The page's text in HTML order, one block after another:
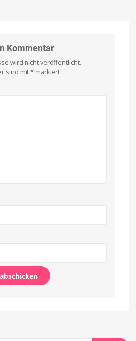
Kommentar
wird nicht veröffentlicht.
sind mit* markiert